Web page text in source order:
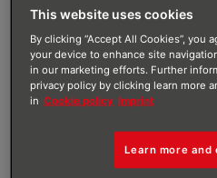
Schnell und wirtschaftlich
Der Mischkanal OptiMix
Luft-Verteilung, maximiert
Brennstoffverwertung und
ein Minimum. Eine
problemlos. Das
erfüllt optisch hohe
This website uses cookies
By clicking “Accept All Cookies”, you
your device to enhance site
in our marketing efforts. Further
privacy policy by clicking learn more
in Cookie policy Imprint
Learn more and